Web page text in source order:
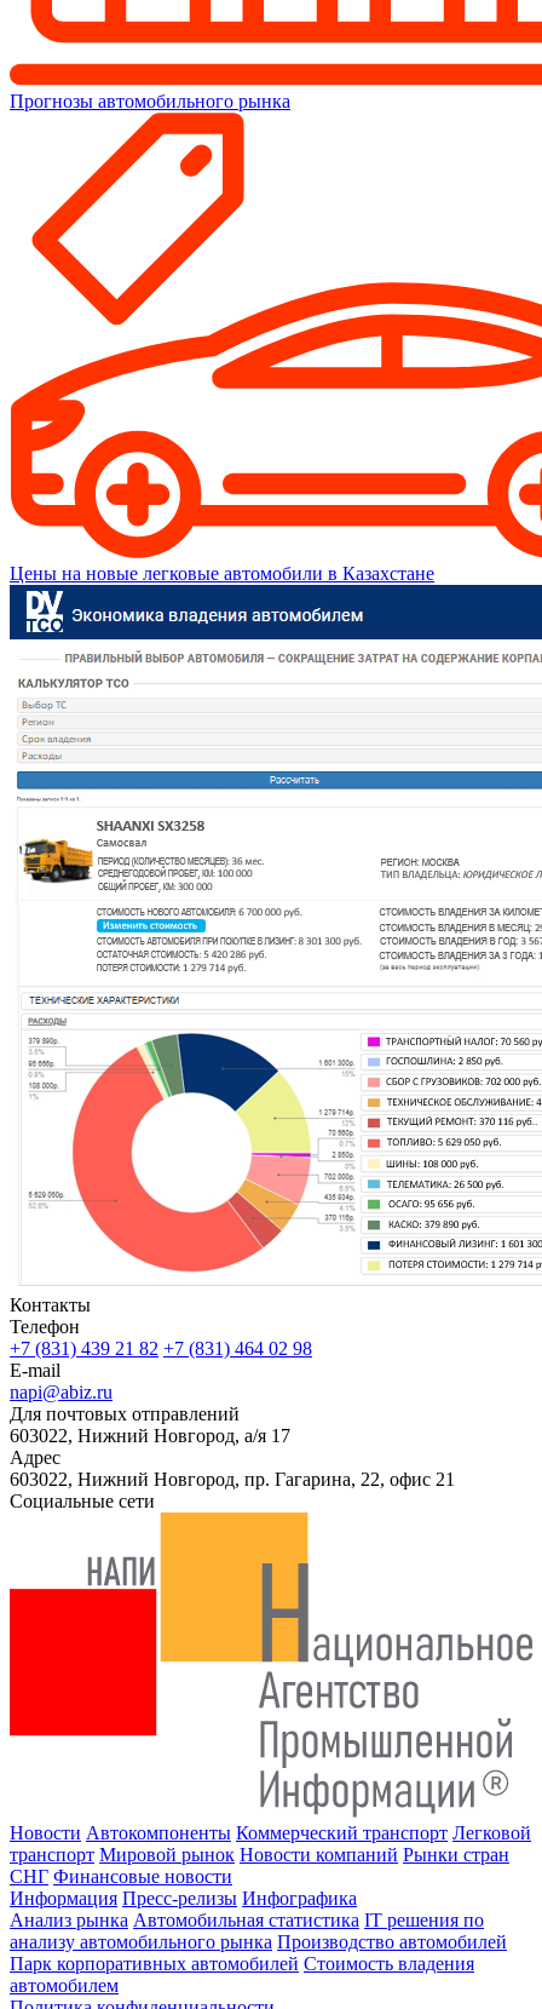
Прогнозы автомобильного рынка
Цены на новые легковые автомобили в Казахстане
Контакты
Телефон
+7 (831) 439 21 82 +7 (831) 464 02 98
E-mail
napi@abiz.ru
Для почтовых отправлений
603022, Нижний Новгород, а/я 17
Адрес
603022, Нижний Новгород, пр. Гагарина, 22, офис 21
Социальные сети
Новости Автокомпоненты Коммерческий транспорт Легковой
транспорт Мировой рынок Новости компаний Рынки стран
СНГ Финансовые новости
Информация Пресс-релизы Инфографика
Анализ рынка Автомобильная статистика IT решения по
анализу автомобильного рынка Производство автомобилей
Парк корпоративных автомобилей Стоимость владения
автомобилем